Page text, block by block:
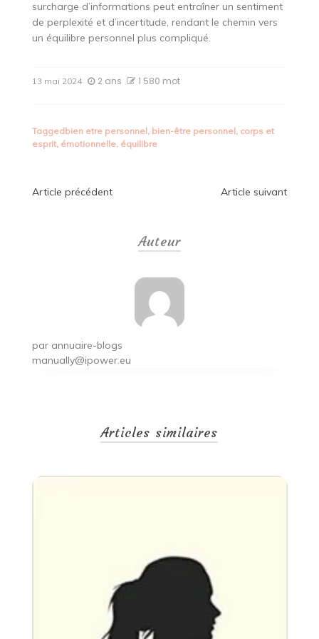
surcharge d’informations peut entraîner un sentiment
de perplexité et d’incertitude, rendant le chemin vers
un équilibre personnel plus compliqué.
13 mai 2024 2 ans 1 580 mot
Taggedbien etre personnel, bien-être personnel, corps et
esprit, émotionnelle, équilibre
Navigation
Article précédent Article suivant
Auteur
par annuaire-blogs
manually@ipower.eu
Articles similaires